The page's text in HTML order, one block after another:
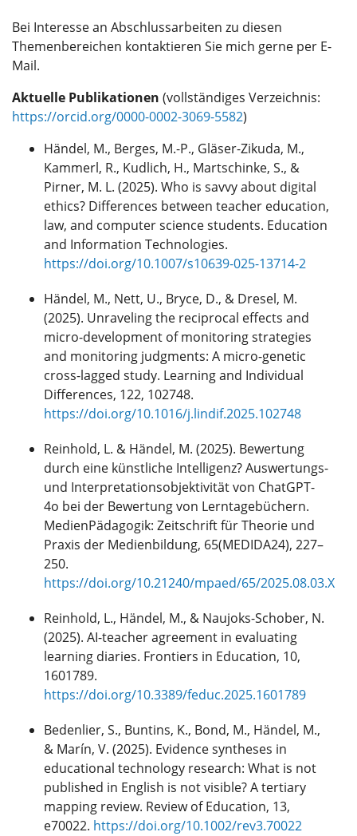
Bei Interesse an Abschlussarbeiten zu diesen
Themenbereichen kontaktieren Sie mich gerne per E-
Mail.
Aktuelle Publikationen (vollständiges Verzeichnis:
https://orcid.org/0000-0002-3069-5582)
Händel, M., Berges, M.-P., Gläser-Zikuda, M.,
Kammerl, R., Kudlich, H., Martschinke, S., &
Pirner, M. L. (2025). Who is savvy about digital
ethics? Differences between teacher education,
law, and computer science students. Education
and Information Technologies.
https://doi.org/10.1007/s10639-025-13714-2
Händel, M., Nett, U., Bryce, D., & Dresel, M.
(2025). Unraveling the reciprocal effects and
micro-development of monitoring strategies
and monitoring judgments: A micro-genetic
cross-lagged study. Learning and Individual
Differences, 122, 102748.
https://doi.org/10.1016/j.lindif.2025.102748
Reinhold, L. & Händel, M. (2025). Bewertung
durch eine künstliche Intelligenz? Auswertungs-
und Interpretationsobjektivität von ChatGPT-
4o bei der Bewertung von Lerntagebüchern.
MedienPädagogik: Zeitschrift für Theorie und
Praxis der Medienbildung, 65(MEDIDA24), 227–
250.
https://doi.org/10.21240/mpaed/65/2025.08.03.X
Reinhold, L., Händel, M., & Naujoks-Schober, N.
(2025). AI-teacher agreement in evaluating
learning diaries. Frontiers in Education, 10,
1601789.
https://doi.org/10.3389/feduc.2025.1601789
Bedenlier, S., Buntins, K., Bond, M., Händel, M.,
& Marín, V. (2025). Evidence syntheses in
educational technology research: What is not
published in English is not visible? A tertiary
mapping review. Review of Education, 13,
e70022. https://doi.org/10.1002/rev3.70022